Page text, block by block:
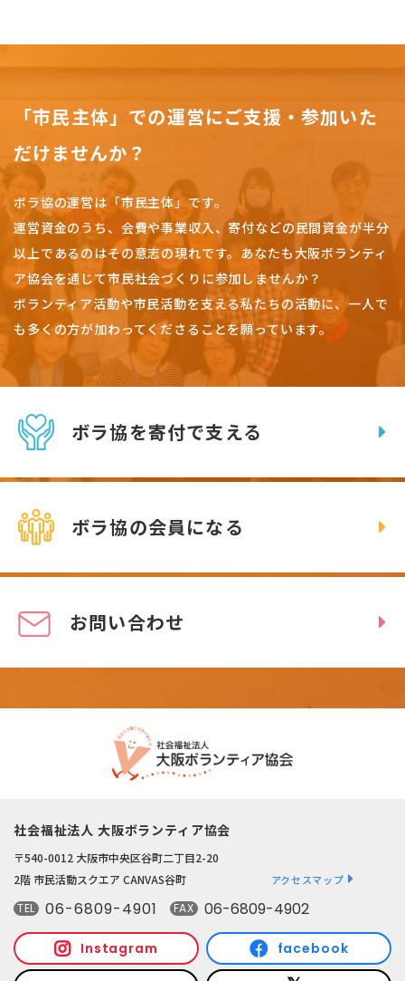
「市民主体」での運営にご支援・参加いた
だけませんか？
ボラ協の運営は「市民主体」です。
運営資金のうち、会費や事業収入、寄付などの民間資金が半分
以上であるのはその意志の現れです。 あなたも大阪ボランティ
ア協会を通じて市民社会づくりに参加しませんか？
ボランティア活動や市民活動を支える私たちの活動に、一人で
も多くの方が加わってくださることを願っています。
ボラ協を寄付で支える
ボラ協の会員になる
お問い合わせ
社会福祉法人 大阪ボランティア協会
〒540-0012 大阪市中央区谷町二丁目2-20
2階 市民活動スクエア CANVAS谷町
アクセスマップ
TEL 06-6809-4901 FAX 06-6809-4902
Instagram facebook